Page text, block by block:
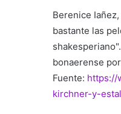
Berenice
bastante las
bonaerense
Fuente: https://
kirchner-y-